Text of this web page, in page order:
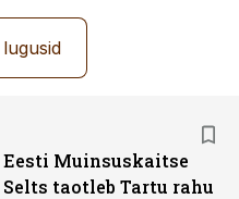
Eesti Muinsuskaitse
Selts taotleb Tartu rahu